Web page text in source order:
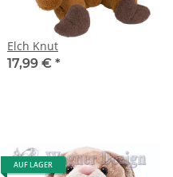
Elch Knut
17,99 € *
AUF LAGER